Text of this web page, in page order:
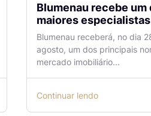
Blumenau recebe um
maiores especialistas em
vendas do mercado
imobiliário
Blumenau receberá, no dia
agosto, um dos principais
mercado imobiliário...
Continuar lendo